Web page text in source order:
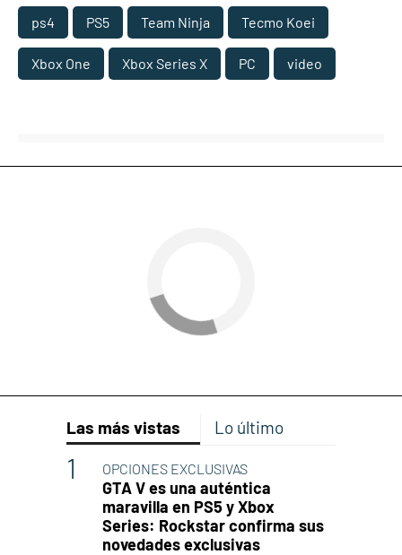
ps4 PS5 Team Ninja Tecmo Koei
Xbox One Xbox Series X PC video
Las más vistas Lo último
OPCIONES EXCLUSIVAS
GTA V es una auténtica
maravilla en PS5 y Xbox
Series: Rockstar confirma sus
novedades exclusivas